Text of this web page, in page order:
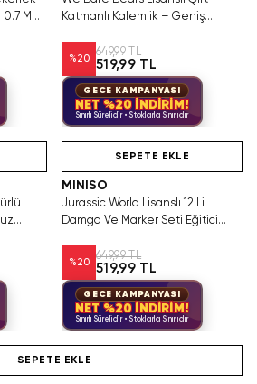
Mm
Katmanlı Kalemlik – Geniş
%20
649,99 TL
519,99 TL
GECE KAMPANYASI
NET %20 İNDİRİM!
Sınırlı Sürelidir • Stoklarla Sınırlıdır
SEPETE EKLE
MINISO
Jurassic World Lisanslı 12'Li
Damga Ve Marker Seti Eğitici
%20
649,99 TL
519,99 TL
GECE KAMPANYASI
NET %20 İNDİRİM!
Sınırlı Sürelidir • Stoklarla Sınırlıdır
SEPETE EKLE